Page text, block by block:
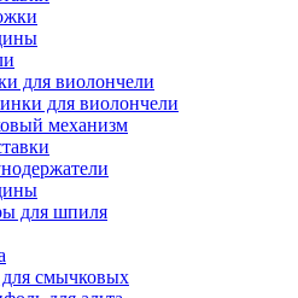
для виолончели
для виолончели
механизм
для шпиля
смычковых